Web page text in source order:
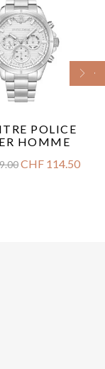
POLICE
HOMME
CHF 114.50